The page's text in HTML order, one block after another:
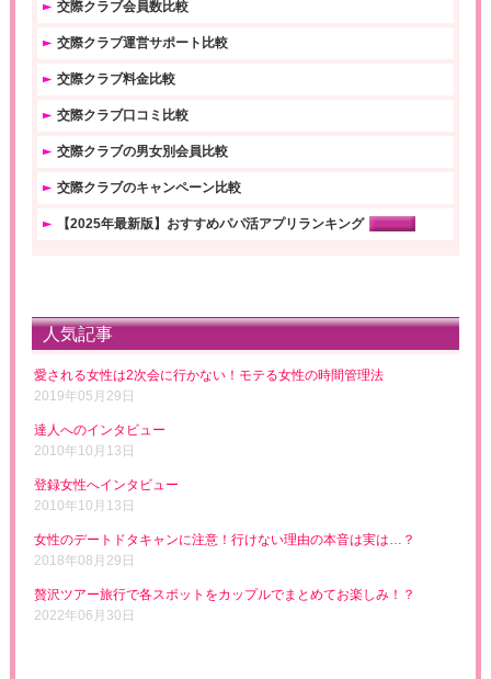
交際クラブ会員数比較
交際クラブ運営サポート比較
交際クラブ料金比較
交際クラブ口コミ比較
交際クラブの男女別会員比較
交際クラブのキャンペーン比較
【2025年最新版】おすすめパパ活アプリランキング
人気記事
愛される女性は2次会に行かない！モテる女性の時間管理法
2019年05月29日
達人へのインタビュー
2010年10月13日
登録女性へインタビュー
2010年10月13日
女性のデートドタキャンに注意！行けない理由の本音は実は…？
2018年08月29日
贅沢ツアー旅行で各スポットをカップルでまとめてお楽しみ！？
2022年06月30日